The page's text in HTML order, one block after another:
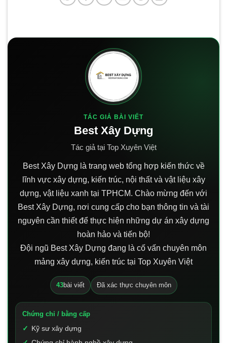
TÁC GIẢ BÀI VIẾT
Best Xây Dựng
Tác giả tại Top Xuyên Việt
Best Xây Dựng là trang web tổng hợp kiến thức về
lĩnh vực xây dựng, kiến trúc, nội thất và vật liệu xây
dựng, vật liệu xanh tại TPHCM. Chào mừng đến với
Best Xây Dựng, nơi cung cấp cho bạn thông tin và tài
nguyên cần thiết để thực hiện những dự án xây dựng
hoàn hảo và tiến bộ!
Đội ngũ Best Xây Dựng đang là cố vấn chuyên môn
mảng xây dựng, kiến trúc tại Top Xuyên Việt
43bài viết Đã xác thực chuyên môn
Chứng chỉ / bằng cấp
Kỹ sư xây dựng